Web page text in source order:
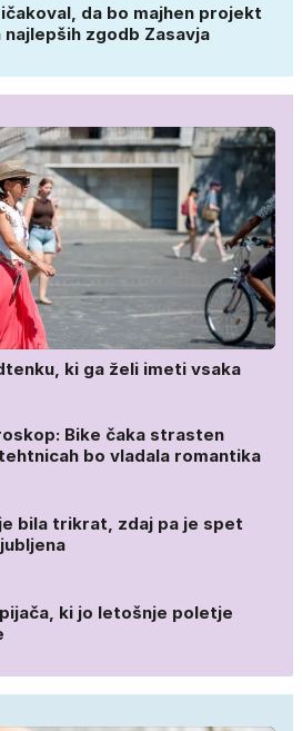
da bo majhen projekt
najlepših zgodb Zasavja
ki ga želi imeti vsaka
Bike čaka strasten
bo vladala romantika
bila trikrat, zdaj pa je spet
ki jo letošnje poletje